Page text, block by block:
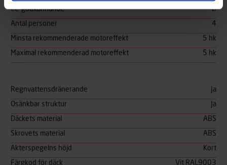
CE-godkännande D
Antal personer 4
Minsta rekommenderade motoreffekt 5 hk
Maximal rekommenderad motoreffekt 5 hk
Regnvattensdränerande Ja
Osänkbar struktur Ja
Däckets material ABS
Skrovets material ABS
Akterspegelns höjd Kort
Färgkod för däck Vit RAL9003